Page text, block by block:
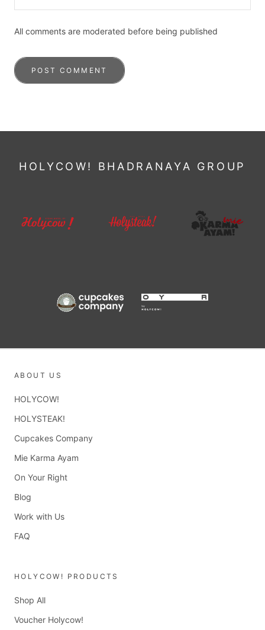
All comments are moderated before being published
POST COMMENT
HOLYCOW! BHADRANAYA GROUP
ABOUT US
HOLYCOW!
HOLYSTEAK!
Cupcakes Company
Mie Karma Ayam
On Your Right
Blog
Work with Us
FAQ
HOLYCOW! PRODUCTS
Shop All
Voucher Holycow!